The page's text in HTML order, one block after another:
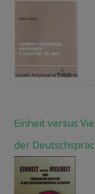
Einheit versus
der